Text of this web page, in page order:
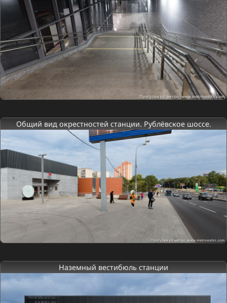
Общий вид окрестностей станции. Рублёвское шоссе.
Наземный вестибюль станции